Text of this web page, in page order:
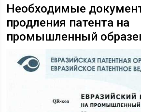
Необходимые
продления патента на
промышленный